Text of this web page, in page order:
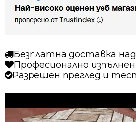
кафяв
Безплатна доставка над
Професионално
Разрешен преглед и